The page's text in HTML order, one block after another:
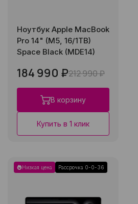
Ноутбук Apple MacBook
Pro 14" (M5, 16/1TB)
Space Black (MDE14)
184 990 ₽212 990 ₽
В корзину
Купить в 1 клик
Низкая цена Рассрочка 0-0-36